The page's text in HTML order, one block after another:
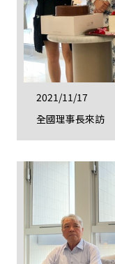
2021/11/17
全國理事長來訪